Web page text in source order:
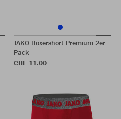
JAKO Boxershort Premium 2er
Pack
CHF 11.00